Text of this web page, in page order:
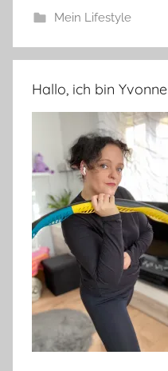
Mein Lifestyle
Hallo, ich bin Yvonne